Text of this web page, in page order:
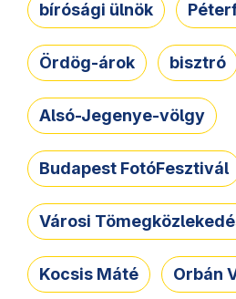
bírósági ülnök
Ördög-árok bisztró
Alsó-Jegenye-völgy
Budapest FotóFesztivál
Városi
Kocsis Máté Orbán